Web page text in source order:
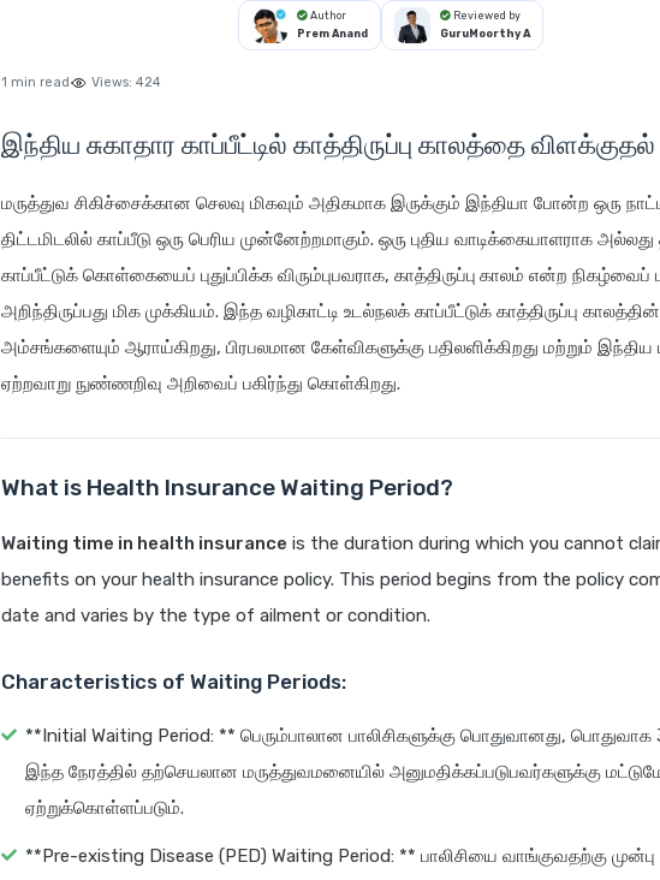
Author
Prem Anand
Reviewed by
GuruMoorthy A
1 min read Views: 424
இந்திய சுகாதார காப்பீட்டில் காத்திருப்பு காலத்தை விளக்குதல்
மருத்துவ சிகிச்சைக்கான செலவு மிகவும் அதிகமாக இருக்கும் இந்தியா போன்ற ஒரு
திட்டமிடலில் காப்பீடு ஒரு பெரிய முன்னேற்றமாகும். ஒரு புதிய வாடிக்கையாளராக
காப்பீட்டுக் கொள்கையைப் புதுப்பிக்க விரும்புபவராக, காத்திருப்பு காலம் என்ற நிகழ்வைப்
அறிந்திருப்பது மிக முக்கியம். இந்த வழிகாட்டி உடல்நலக் காப்பீட்டுக் காத்திருப்பு
அம்சங்களையும் ஆராய்கிறது, பிரபலமான கேள்விகளுக்கு பதிலளிக்கிறது மற்றும்
ஏற்றவாறு நுண்ணறிவு அறிவைப் பகிர்ந்து கொள்கிறது.
What is Health Insurance Waiting Period?
Waiting time in health insurance is the duration during which you cannot
benefits on your health insurance policy. This period begins from the policy
date and varies by the type of ailment or condition.
Characteristics of Waiting Periods:
**Initial Waiting Period: ** பெரும்பாலான பாலிசிகளுக்கு பொதுவானது, பொதுவாக
இந்த நேரத்தில் தற்செயலான மருத்துவமனையில் அனுமதிக்கப்படுபவர்களுக்கு
ஏற்றுக்கொள்ளப்படும்.
**Pre-existing Disease (PED) Waiting Period: ** பாலிசியை வாங்குவதற்கு